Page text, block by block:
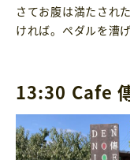
さてお腹は満たされ
ければ。ペダルを漕
13:30 Cafe